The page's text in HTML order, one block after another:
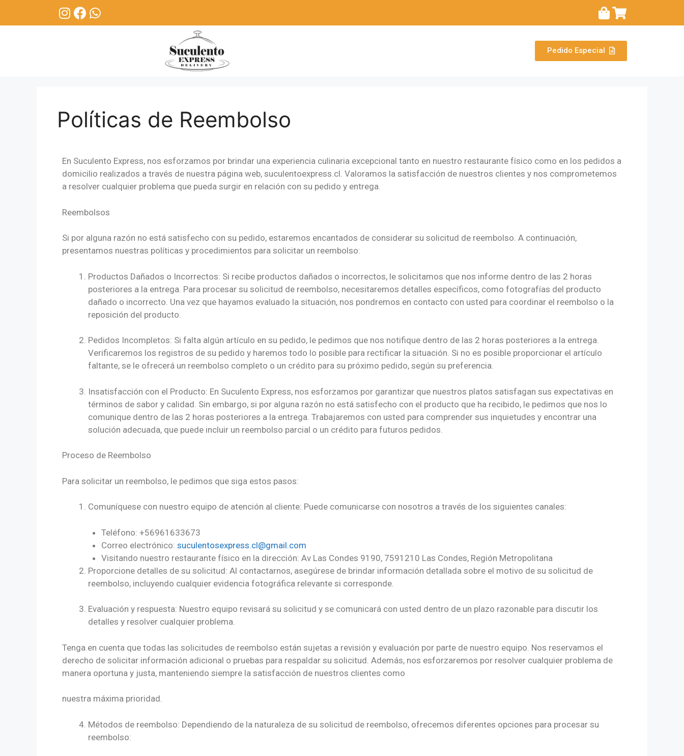
Pedido Especial
Políticas de Reembolso
En Suculento Express, nos esforzamos por brindar una experiencia culinaria excepcional tanto en nuestro restaurante físico como en los pedidos a
domicilio realizados a través de nuestra página web, suculentoexpress.cl. Valoramos la satisfacción de nuestros clientes y nos comprometemos
a resolver cualquier problema que pueda surgir en relación con su pedido y entrega.
Reembolsos
Si por alguna razón no está satisfecho con su pedido, estaremos encantados de considerar su solicitud de reembolso. A continuación,
presentamos nuestras políticas y procedimientos para solicitar un reembolso:
Productos Dañados o Incorrectos: Si recibe productos dañados o incorrectos, le solicitamos que nos informe dentro de las 2 horas
posteriores a la entrega. Para procesar su solicitud de reembolso, necesitaremos detalles específicos, como fotografías del producto
dañado o incorrecto. Una vez que hayamos evaluado la situación, nos pondremos en contacto con usted para coordinar el reembolso o la
reposición del producto.
Pedidos Incompletos: Si falta algún artículo en su pedido, le pedimos que nos notifique dentro de las 2 horas posteriores a la entrega.
Verificaremos los registros de su pedido y haremos todo lo posible para rectificar la situación. Si no es posible proporcionar el artículo
faltante, se le ofrecerá un reembolso completo o un crédito para su próximo pedido, según su preferencia.
Insatisfacción con el Producto: En Suculento Express, nos esforzamos por garantizar que nuestros platos satisfagan sus expectativas en
términos de sabor y calidad. Sin embargo, si por alguna razón no está satisfecho con el producto que ha recibido, le pedimos que nos lo
comunique dentro de las 2 horas posteriores a la entrega. Trabajaremos con usted para comprender sus inquietudes y encontrar una
solución adecuada, que puede incluir un reembolso parcial o un crédito para futuros pedidos.
Proceso de Reembolso
Para solicitar un reembolso, le pedimos que siga estos pasos:
Comuníquese con nuestro equipo de atención al cliente: Puede comunicarse con nosotros a través de los siguientes canales:
Teléfono: +56961633673
Correo electrónico: suculentosexpress.cl@gmail.com
Visitando nuestro restaurante físico en la dirección: Av Las Condes 9190, 7591210 Las Condes, Región Metropolitana
Proporcione detalles de su solicitud: Al contactarnos, asegúrese de brindar información detallada sobre el motivo de su solicitud de
reembolso, incluyendo cualquier evidencia fotográfica relevante si corresponde.
Evaluación y respuesta: Nuestro equipo revisará su solicitud y se comunicará con usted dentro de un plazo razonable para discutir los
detalles y resolver cualquier problema.
Tenga en cuenta que todas las solicitudes de reembolso están sujetas a revisión y evaluación por parte de nuestro equipo. Nos reservamos el
derecho de solicitar información adicional o pruebas para respaldar su solicitud. Además, nos esforzaremos por resolver cualquier problema de
manera oportuna y justa, manteniendo siempre la satisfacción de nuestros clientes como
nuestra máxima prioridad.
Métodos de reembolso: Dependiendo de la naturaleza de su solicitud de reembolso, ofrecemos diferentes opciones para procesar su
reembolso:
¡ATENCIÓN!
Nuestro Restaurant se encuentra en: Av. Las Condes 9190
Recordamos que este valor del precio es solo para despachos hacia la zona de: